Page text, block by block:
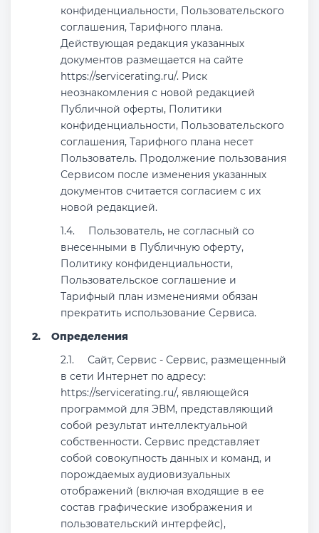
конфиденциальности, Пользовательского
соглашения, Тарифного плана.
Действующая редакция указанных
документов размещается на сайте
https://servicerating.ru/. Риск
неознакомления с новой редакцией
Публичной оферты, Политики
конфиденциальности, Пользовательского
соглашения, Тарифного плана несет
Пользователь. Продолжение пользования
Сервисом после изменения указанных
документов считается согласием с их
новой редакцией.
Пользователь, не согласный со
внесенными в Публичную оферту,
Политику конфиденциальности,
Пользовательское соглашение и
Тарифный план изменениями обязан
прекратить использование Сервиса.
Определения
Сайт, Сервис - Сервис, размещенный
в сети Интернет по адресу:
https://servicerating.ru/, являющейся
программой для ЭВМ, представляющий
собой результат интеллектуальной
собственности. Сервис представляет
собой совокупность данных и команд, и
порождаемых аудиовизуальных
отображений (включая входящие в ее
состав графические изображения и
пользовательский интерфейс),